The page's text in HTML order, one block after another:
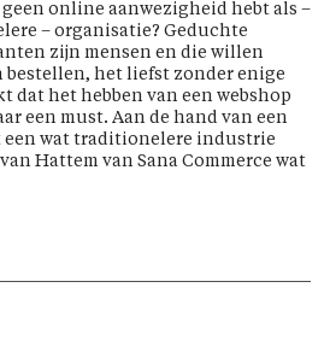
online aanwezigheid hebt als –
– organisatie? Geduchte
zijn mensen en die willen
het liefst zonder enige
dat het hebben van een webshop
een must. Aan de hand van een
wat traditionelere industrie
Hattem van Sana Commerce wat